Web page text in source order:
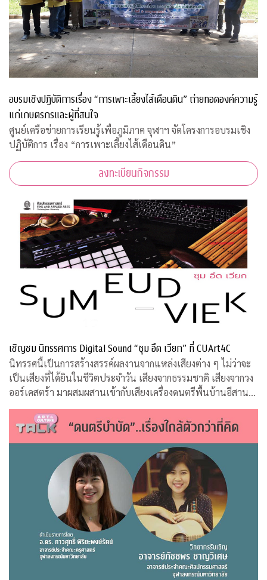
อบรมเชิงปฏิบัติการเรื่อง “การเพาะเลี้ยงไส้เดือนดิน” ถ่ายทอดองค์ความรู้
แก่เกษตรกรและผู้ที่สนใจ
ศูนย์เครือข่ายการเรียนรู้เพื่อภูมิภาค จุฬาฯ จัดโครงการอบรมเชิง
ปฏิบัติการ เรื่อง “การเพาะเลี้ยงไส้เดือนดิน”
ลงทะเบียนกิจกรรม
เชิญชม นิทรรศการ Digital Sound “ซุม อึด เวียก” ที่ CUArt4C
นิทรรศนี้เป็นการสร้างสรรค์ผลงานจากแหล่งเสียงต่าง ๆ ไม่ว่าจะ
เป็นเสียงที่ได้ยินในชีวิตประจำวัน เสียงจากธรรมชาติ เสียงจากวง
ออร์เคสตร้า มาผสมผสานเข้ากับเสียงเครื่องดนตรีพื้นบ้านอีสานที่
คุ้นหู ผ่านกระบวนการและเทคนิคทางด้านดิจิทัล